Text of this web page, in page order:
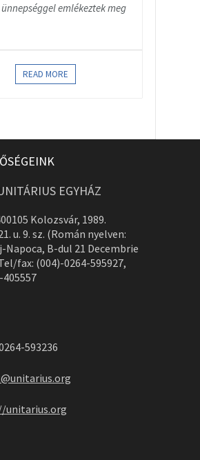
emlékeztek meg
READ MORE
EGYHÁZ
Kolozsvár, 1989.
u. 9. sz. (Román nyelven:
Napoca, B-dul 21 Decembrie
fax: (004)-0264-595927,
593236
unitarius.org